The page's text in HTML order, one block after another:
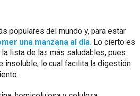
populares del mundo y, para estar
una manzana al día. Lo cierto es
lista de las más saludables, pues
insoluble, lo cual facilita la digestión